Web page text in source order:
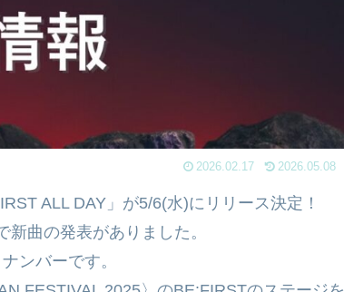
2026.02.17 2026.05.08
ALL DAY」が5/6(水)にリリース決定！
曲の発表がありました。
ンバーです。